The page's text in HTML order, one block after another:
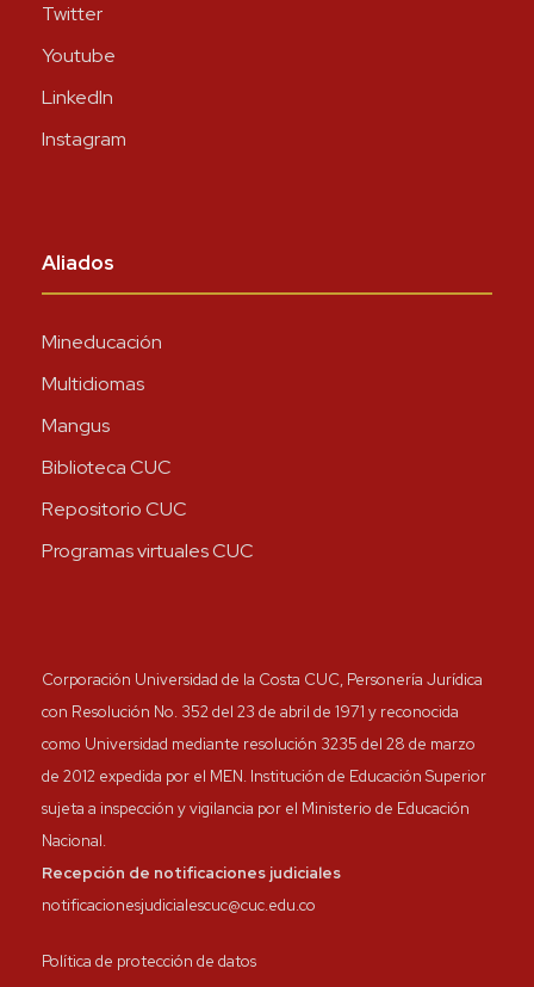
Twitter
Youtube
LinkedIn
Instagram
Aliados
Mineducación
Multidiomas
Mangus
Biblioteca CUC
Repositorio CUC
Programas virtuales CUC
Corporación Universidad de la Costa CUC, Personería Jurídica
con Resolución No. 352 del 23 de abril de 1971 y reconocida
como Universidad mediante resolución 3235 del 28 de marzo
de 2012 expedida por el MEN. Institución de Educación Superior
sujeta a inspección y vigilancia por el Ministerio de Educación
Nacional.
Recepción de notificaciones judiciales
notificacionesjudicialescuc@cuc.edu.co
Política de protección de datos